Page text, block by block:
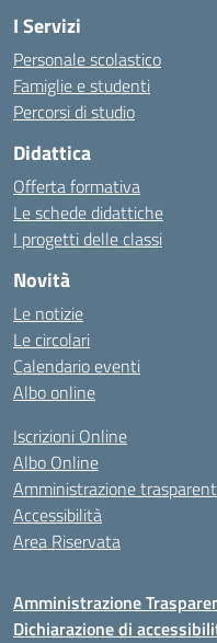
I Servizi
Personale scolastico
Famiglie e studenti
Percorsi di studio
Didattica
Offerta formativa
Le schede didattiche
I progetti delle classi
Novità
Le notizie
Le circolari
Calendario eventi
Albo online
Iscrizioni Online
Albo Online
Amministrazione
Accessibilità
Area Riservata
Amministrazione
Dichiarazione di